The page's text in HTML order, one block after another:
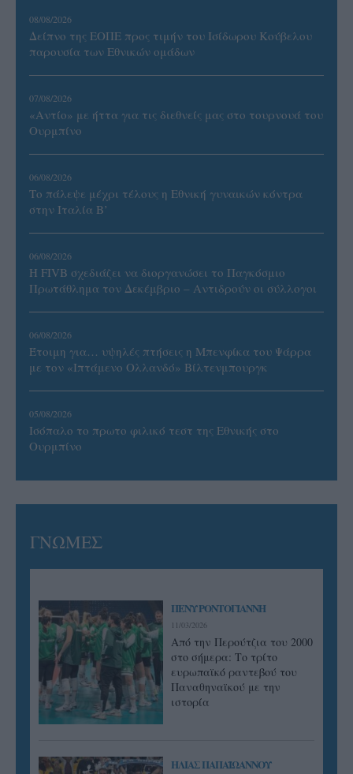
08/08/2026
Δείπνο της ΕΟΠΕ προς τιμήν του Ισίδωρου Κούβελου
παρουσία των Εθνικών ομάδων
07/08/2026
«Αντίο» με ήττα για τις διεθνείς μας στο τουρνουά του
Ουρμπίνο
06/08/2026
Το πάλεψε μέχρι τέλους η Εθνική γυναικών κόντρα
στην Ιταλία Β’
06/08/2026
Η FIVB σχεδιάζει να διοργανώσει το Παγκόσμιο
Πρωτάθλημα τον Δεκέμβριο – Αντιδρούν οι σύλλογοι
06/08/2026
Έτοιμη για… υψηλές πτήσεις η Μπενφίκα του Ψάρρα
με τον «Ιπτάμενο Ολλανδό» Βίλτενμπουργκ
05/08/2026
Ισόπαλο το πρωτο φιλικό τεστ της Εθνικής στο
Ουρμπίνο
ΓΝΩΜΕΣ
ΠΕΝΥ ΡΟΝΤΟΓΙΑΝΝΗ
11/03/2026
Από την Περούτζια του 2000
στο σήμερα: Tο τρίτο
ευρωπαϊκό ραντεβού του
Παναθηναϊκού με την
ιστορία
ΗΛΙΑΣ ΠΑΠΑΪΩΑΝΝΟΥ